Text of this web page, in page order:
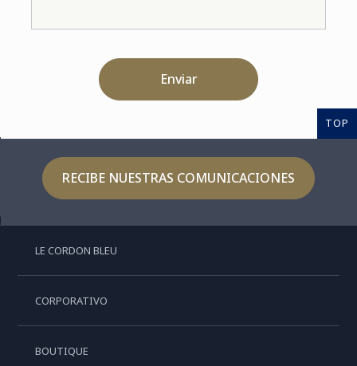
Enviar
TOP
RECIBE NUESTRAS COMUNICACIONES
LE CORDON BLEU
CORPORATIVO
BOUTIQUE